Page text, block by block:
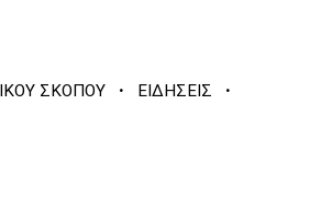
ΣΚΟΠΟΥ · ΕΙΔΗΣΕΙΣ ·